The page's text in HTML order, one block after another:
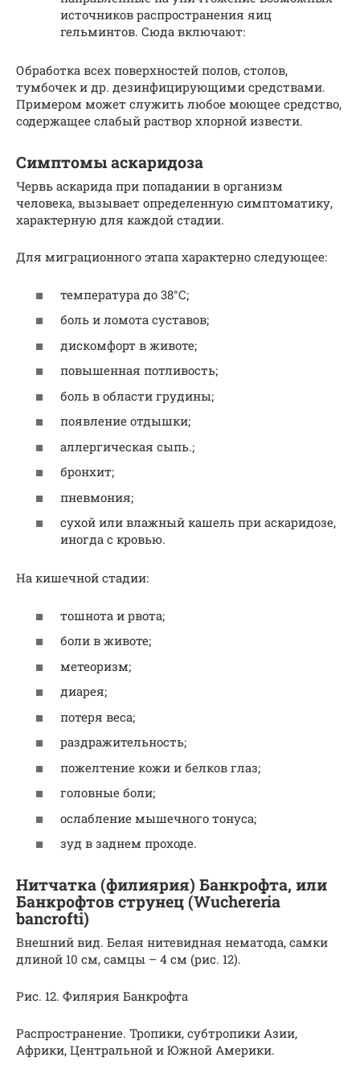
источников распространения яиц
гельминтов. Сюда включают:
Обработка всех поверхностей полов, столов,
тумбочек и др. дезинфицирующими средствами.
Примером может служить любое моющее средство,
содержащее слабый раствор хлорной извести.
Симптомы аскаридоза
Червь аскарида при попадании в организм
человека, вызывает определенную симптоматику,
характерную для каждой стадии.
Для миграционного этапа характерно следующее:
температура до 38°С;
боль и ломота суставов;
дискомфорт в животе;
повышенная потливость;
боль в области грудины;
появление отдышки;
аллергическая сыпь.;
бронхит;
пневмония;
сухой или влажный кашель при аскаридозе,
иногда с кровью.
На кишечной стадии:
тошнота и рвота;
боли в животе;
метеоризм;
диарея;
потеря веса;
раздражительность;
пожелтение кожи и белков глаз;
головные боли;
ослабление мышечного тонуса;
зуд в заднем проходе.
Нитчатка (филиярия) Банкрофта, или
Банкрофтов струнец (Wuchereria
bancrofti)
Внешний вид. Белая нитевидная нематода, самки
длиной 10 см, самцы – 4 см (рис. 12).
Рис. 12. Филярия Банкрофта
Распространение. Тропики, субтропики Азии,
Африки, Центральной и Южной Америки.